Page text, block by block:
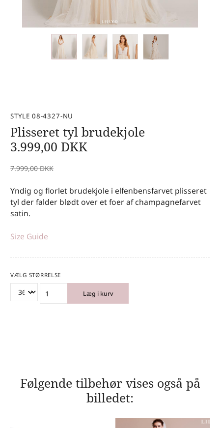
STYLE 08-4327-NU
Plisseret tyl brudekjole
3.999,00 DKK
7.999,00 DKK
Yndig og florlet brudekjole i elfenbensfarvet plisseret
tyl der falder blødt over et foer af champagnefarvet
satin.
Size Guide
VÆLG STØRRELSE
Læg i kurv
Følgende tilbehør vises også på
billedet: